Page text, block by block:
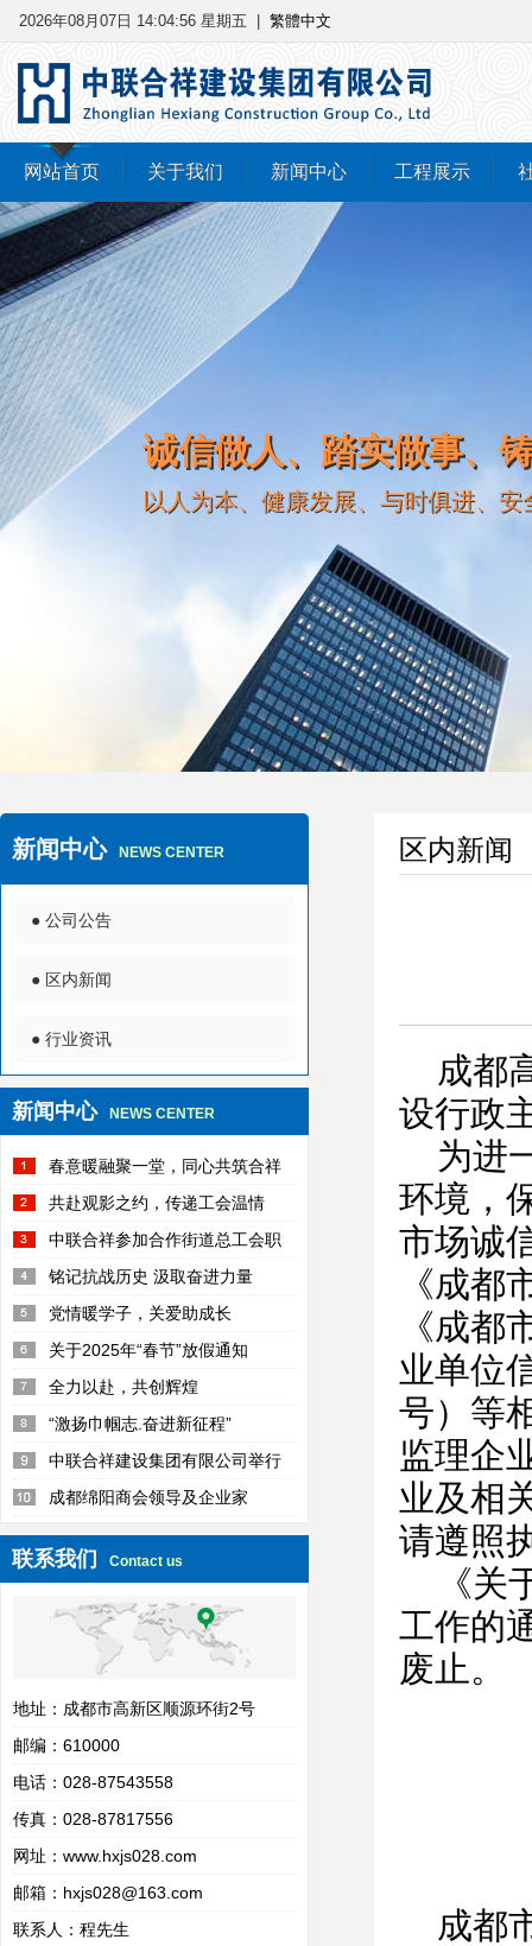
2026年08月07日 14:04:57 星期五 繁體中文
网站首页 关于我们 新闻中心 工程展示
诚信做人、踏实做事、
以人为本、健康发展、与时俱进、
新闻中心 NEWS CENTER
● 公司公告
● 区内新闻
● 行业资讯
新闻中心 NEWS CENTER
春意暖融聚一堂，同心共筑合祥
梦
共赴观影之约，传递工会温情
中联合祥参加合作街道总工会职
工趣味运动会活动纪实
铭记抗战历史 汲取奋进力量
党情暖学子，关爱助成长
关于2025年“春节”放假通知
全力以赴，共创辉煌
“激扬巾帼志.奋进新征程”
中联合祥建设集团有限公司举行
新春团拜会
成都绵阳商会领导及企业家
联系我们 Contact us
地址：成都市高新区顺源环街2号
邮编：610000
电话：028-87543558
传真：028-87817556
网址： www.hxjs028.com
邮箱：hxjs028@163.com
联系人：程先生
区内新闻
成都
设行政
为进
环境，
市场诚
《成
《成
业单位
号）等
监理企
业及相
请遵照
《
工作的
废止。
成都